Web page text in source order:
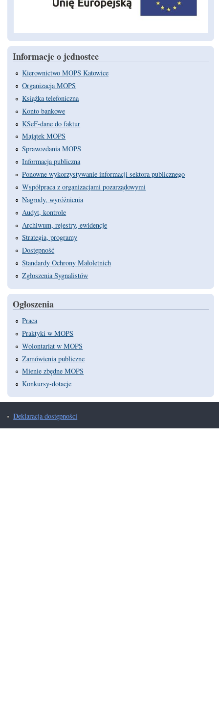
Informacje o jednostce
Kierownictwo MOPS Katowice
Organizacja MOPS
Książka telefoniczna
Konto bankowe
KSeF-dane do faktur
Majątek MOPS
Sprawozdania MOPS
Informacja publiczna
Ponowne wykorzystywanie informacji sektora publicznego
Współpraca z organizacjami pozarządowymi
Nagrody, wyróżnienia
Audyt, kontrole
Archiwum, rejestry, ewidencje
Strategia, programy
Dostępność
Standardy Ochrony Małoletnich
Zgłoszenia Sygnalistów
Ogłoszenia
Praca
Praktyki w MOPS
Wolontariat w MOPS
Zamówienia publiczne
Mienie zbędne MOPS
Konkursy-dotacje
Deklaracja dostępności